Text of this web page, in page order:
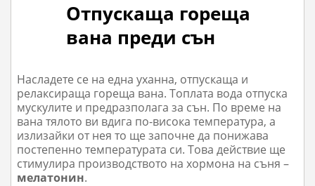
Отпускаща гореща
вана преди сън
Насладете се на една уханна, отпускаща и
релаксираща гореща вана. Топлата вода отпуска
мускулите и предразполага за сън. По време на
вана тялото ви вдига по-висока температура, а
излизайки от нея то ще започне да понижава
постепенно температурата си. Това действие ще
стимулира производството на хормона на съня –
мелатонин.